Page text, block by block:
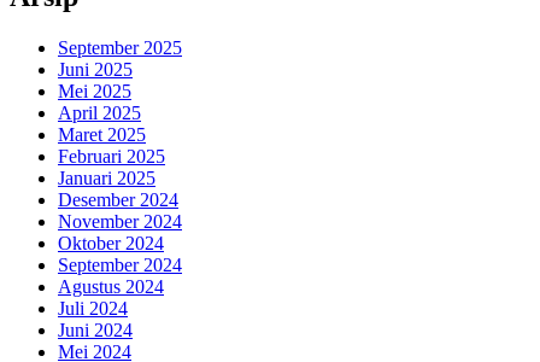
September 2025
Juni 2025
Mei 2025
April 2025
Maret 2025
Februari 2025
Januari 2025
Desember 2024
November 2024
Oktober 2024
September 2024
Agustus 2024
Juli 2024
Juni 2024
Mei 2024